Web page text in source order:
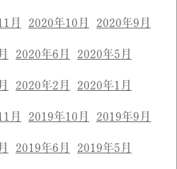
月 2020年10月 2020年9月
2020年6月 2020年5月
2020年2月 2020年1月
月 2019年10月 2019年9月
2019年6月 2019年5月